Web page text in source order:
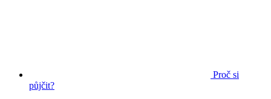
Proč si
půjčit?